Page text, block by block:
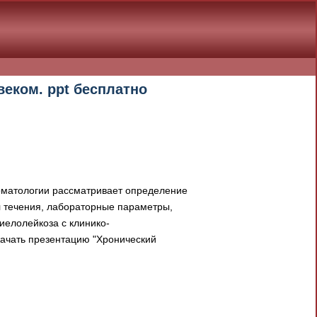
ppt бесплатно
рассматривает определение
лабораторные параметры,
с клинико-
презентацию "Хронический